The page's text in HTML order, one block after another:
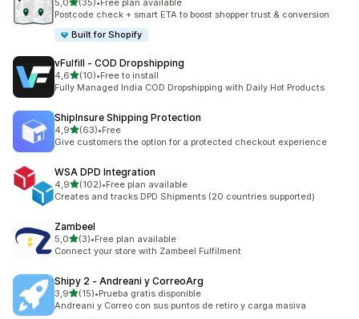
5,0 (35)
Łączna liczba recenzji: 35
•Free plan available
Postcode check + smart ETA to boost shopper trust & conversion
Built for Shopify
vFulfill ‑ COD Dropshipping
4,6na 5 gwiazdek
(10)
Łączna liczba recenzji: 10
•Free to install
Fully Managed India COD Dropshipping with Daily Hot Products
ShipInsure Shipping Protection
4,9na 5 gwiazdek
(63)
Łączna liczba recenzji: 63
•Free
Give customers the option for a protected checkout experience
WSA DPD Integration
4,9na 5 gwiazdek
(102)
Łączna liczba recenzji: 102
•Free plan available
Creates and tracks DPD Shipments (20 countries supported)
Zambeel
5,0na 5 gwiazdek
(3)
Łączna liczba recenzji: 3
•Free plan available
Connect your store with Zambeel Fulfilment
Shipy 2 ‑ Andreani y CorreoArg
3,9na 5 gwiazdek
(15)
Łączna liczba recenzji: 15
•Prueba gratis disponible
Andreani y Correo con sus puntos de retiro y carga masiva